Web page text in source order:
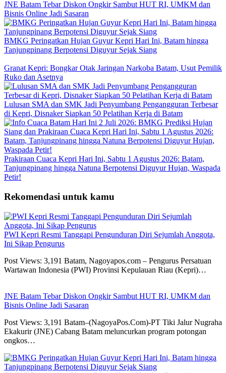
JNE Batam Tebar Diskon Ongkir Sambut HUT RI, UMKM dan
Bisnis Online Jadi Sasaran
BMKG Peringatkan Hujan Guyur Kepri Hari Ini, Batam hingga
Tanjungpinang Berpotensi Diguyur Sejak Siang
Granat Kepri: Bongkar Otak Jaringan Narkoba Batam, Usut Pemilik
Ruko dan Asetnya
Lulusan SMA dan SMK Jadi Penyumbang Pengangguran Terbesar
di Kepri, Disnaker Siapkan 50 Pelatihan Kerja di Batam
Prakiraan Cuaca Kepri Hari Ini, Sabtu 1 Agustus 2026: Batam,
Tanjungpinang hingga Natuna Berpotensi Diguyur Hujan, Waspada
Petir!
Rekomendasi untuk kamu
PWI Kepri Resmi Tanggapi Pengunduran Diri Sejumlah Anggota,
Ini Sikap Pengurus
Post Views: 3,191 Batam, Nagoyapos.com – Pengurus Persatuan
Wartawan Indonesia (PWI) Provinsi Kepulauan Riau (Kepri)…
JNE Batam Tebar Diskon Ongkir Sambut HUT RI, UMKM dan
Bisnis Online Jadi Sasaran
Post Views: 3,191 Batam–(NagoyaPos.Com)-PT Tiki Jalur Nugraha
Ekakurir (JNE) Cabang Batam meluncurkan program potongan
ongkos…